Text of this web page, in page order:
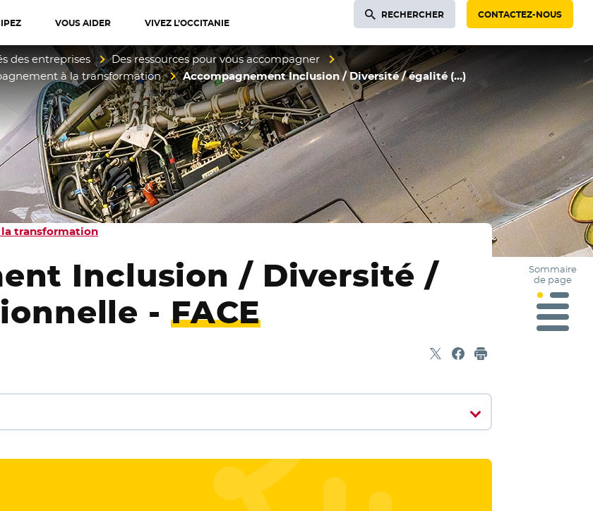
VOUS AIDER VIVEZ L’OCCITANIE
RECHERCHER CONTACTEZ-NOUS
des entreprises
Des ressources pour vous accompagner
à la transformation
Accompagnement Inclusion / Diversité / égalité (…)
la transformation
Inclusion / Diversité /
- FACE
Partager sur X
- Nouvelle fenêtre
Partager sur Facebook
- Nouvelle fenêtre
Imprimer
Sommaire
de page